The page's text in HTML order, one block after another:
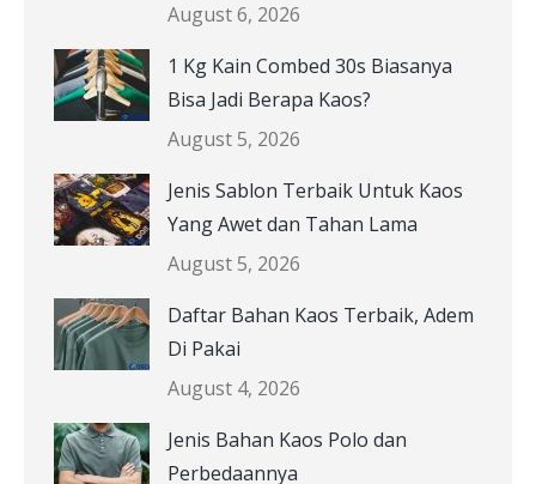
August 6, 2026
1 Kg Kain Combed 30s Biasanya
Bisa Jadi Berapa Kaos?
August 5, 2026
Jenis Sablon Terbaik Untuk Kaos
Yang Awet dan Tahan Lama
August 5, 2026
Daftar Bahan Kaos Terbaik, Adem
Di Pakai
August 4, 2026
Jenis Bahan Kaos Polo dan
Perbedaannya